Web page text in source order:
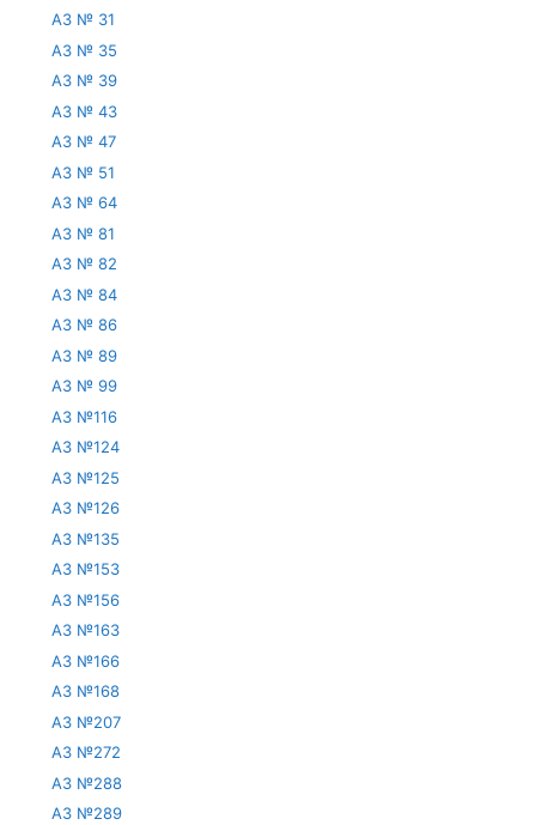
АЗ № 31
АЗ № 35
АЗ № 39
АЗ № 43
АЗ № 47
АЗ № 51
АЗ № 64
АЗ № 81
АЗ № 82
АЗ № 84
АЗ № 86
АЗ № 89
АЗ № 99
АЗ №116
АЗ №124
АЗ №125
АЗ №126
АЗ №135
АЗ №153
АЗ №156
АЗ №163
АЗ №166
АЗ №168
АЗ №207
АЗ №272
АЗ №288
АЗ №289